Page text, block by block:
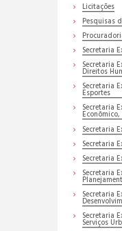
Licitações
Pesquisas
Secretaria
Secretaria
Direitos
Secretaria
Esportes
Secretaria
Secretaria
Secretaria
Secretaria
Secretaria
Secretaria
Secretaria
Serviços